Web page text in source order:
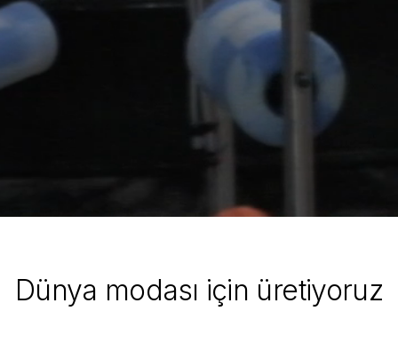
Dünya modası için üretiyoruz